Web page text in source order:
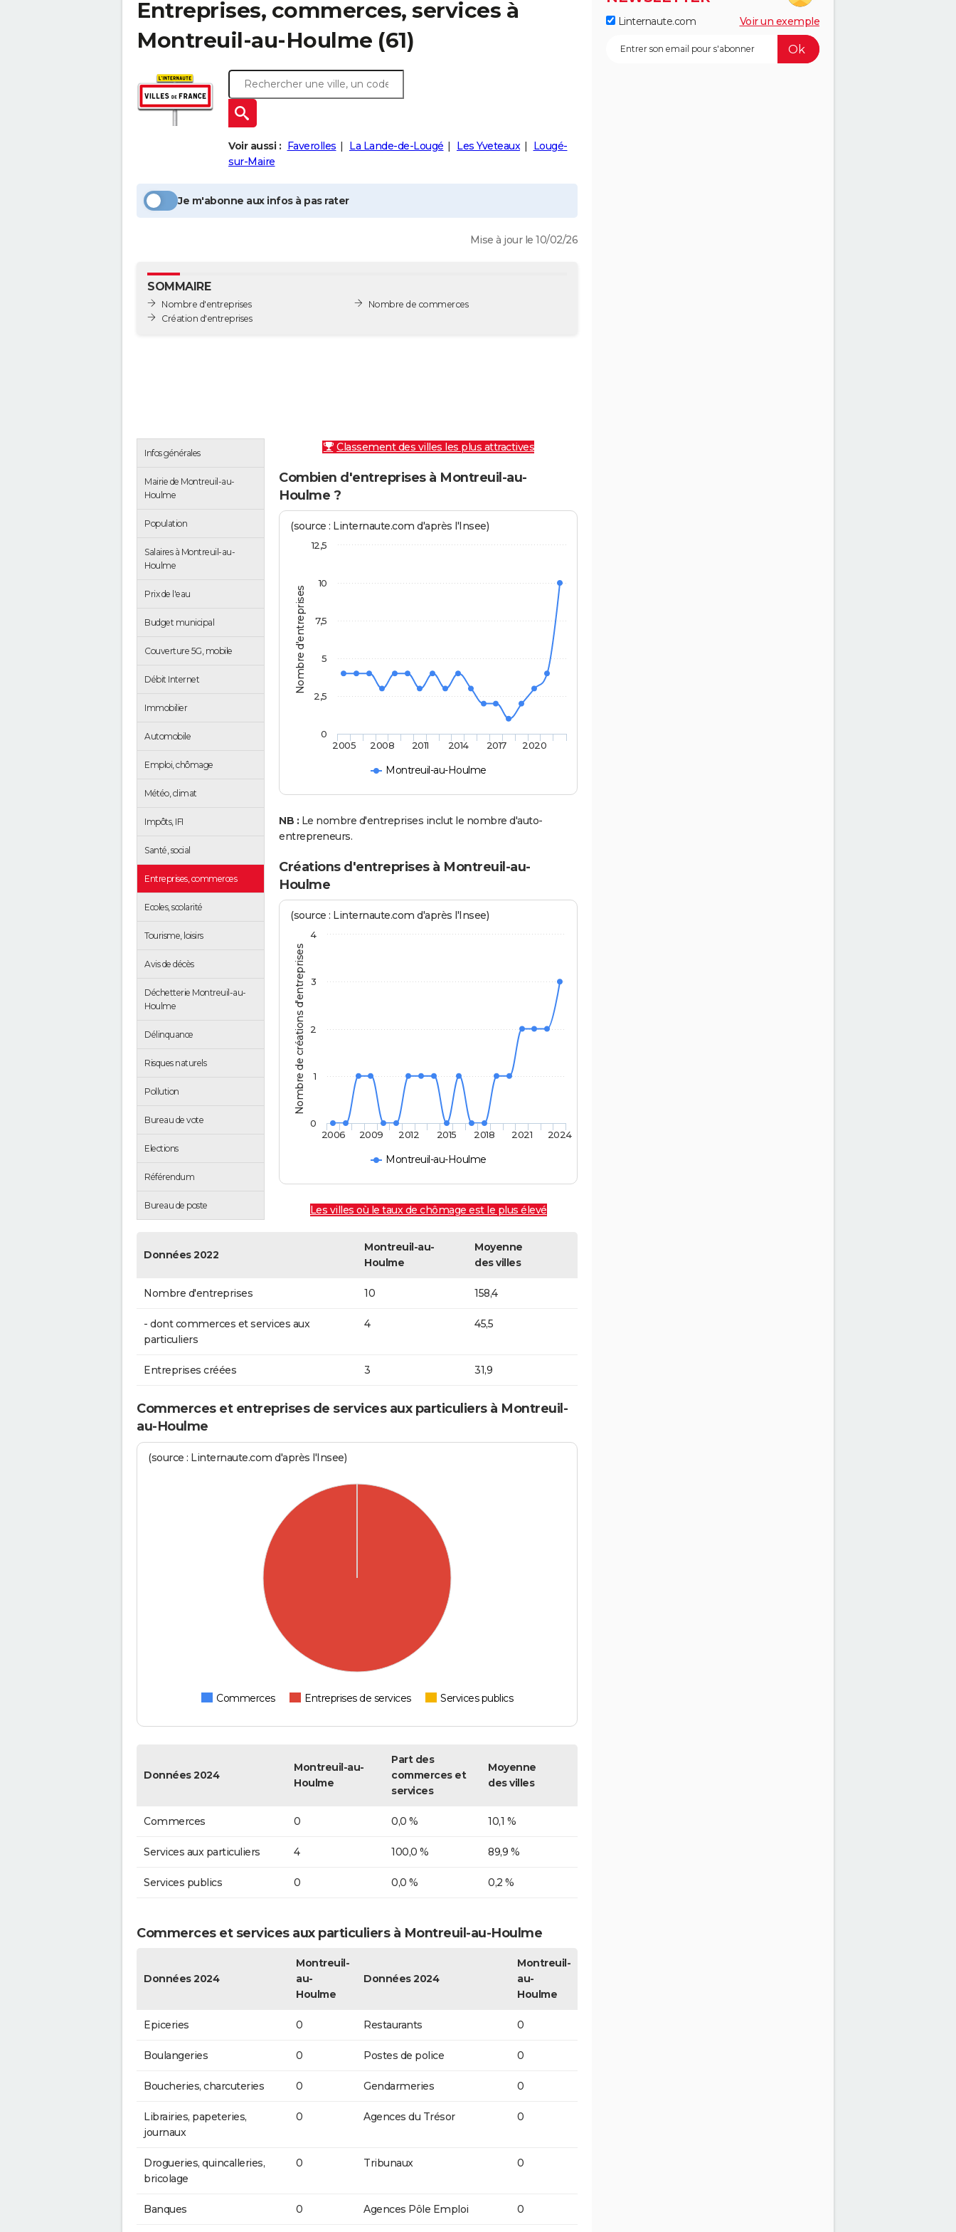
Entreprises, commerces, services à
Montreuil-au-Houlme (61)
Voir aussi : Faverolles La Lande-de-Lougé Les Yveteaux
Lougé-
sur-Maire
Je m'abonne aux infos à pas rater
Mise à jour le 10/02/26
SOMMAIRE
Nombre d'entreprises
Création d'entreprises
Nombre de commerces
Infos générales
Mairie de Montreuil-au-
Houlme
Population
Salaires à Montreuil-au-
Houlme
Prix de l'eau
Budget municipal
Couverture 5G, mobile
Débit Internet
Immobilier
Automobile
Emploi, chômage
Météo, climat
Impôts, IFI
Santé, social
Entreprises, commerces
Ecoles, scolarité
Tourisme, loisirs
Avis de décès
Déchetterie Montreuil-au-
Houlme
Délinquance
Risques naturels
Pollution
Bureau de vote
Elections
Référendum
Bureau de poste
Classement des villes les plus attractives
Combien d'entreprises à Montreuil-au-
Houlme ?
Nombre d'entreprises
(source : Linternaute.com d'après l'Insee)
Montreuil-au-Houlme
2005 2008 2011 2014 2017 2020
0
2,5
5
7,5
10
12,5
NB : Le nombre d'entreprises inclut le nombre d'auto-
entrepreneurs.
Créations d'entreprises à Montreuil-au-
Houlme
Nombre de créations d'entreprises
(source : Linternaute.com d'après l'Insee)
Montreuil-au-Houlme
2006 2009 2012 2015 2018 2021 2024
0
1
2
3
4
Les villes où le taux de chômage est le plus élevé
Données 2022
Montreuil-au-
Houlme
Moyenne
des villes
Nombre d'entreprises 10 158,4
- dont commerces et services aux
particuliers
4 45,5
Entreprises créées 3 31,9
Commerces et entreprises de services aux particuliers à Montreuil-
au-Houlme
(source : Linternaute.com d'après l'Insee)
Commerces Entreprises de services Services publics
Données 2024
Montreuil-au-
Houlme
Part des
commerces et
services
Moyenne
des villes
Commerces 0 0,0 % 10,1 %
Services aux particuliers 4 100,0 % 89,9 %
Services publics 0 0,0 % 0,2 %
Commerces et services aux particuliers à Montreuil-au-Houlme
Données 2024
Montreuil-
au-
Houlme
Données 2024
Montreuil-
au-
Houlme
Epiceries 0 Restaurants 0
Boulangeries 0 Postes de police 0
Boucheries, charcuteries 0 Gendarmeries 0
Librairies, papeteries,
journaux
0 Agences du Trésor 0
Drogueries, quincalleries,
bricolage
0 Tribunaux 0
Banques 0 Agences Pôle Emploi 0
Linternaute.com Voir un exemple